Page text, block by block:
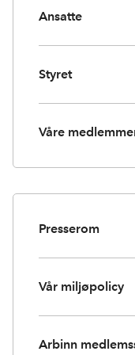
Ansatte
Styret
Våre
Presserom
Vår miljøpolicy
Arbinn